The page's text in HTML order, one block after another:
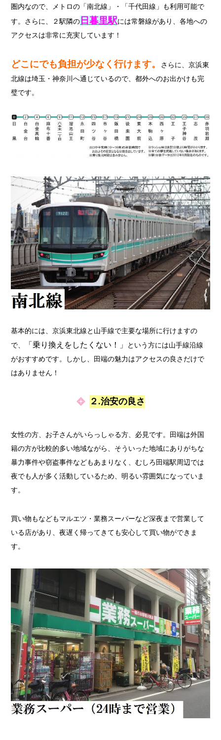
圏内なので、メトロの「南北線」・「千代田線」も利用可能で
す。さらに、２駅隣の 日暮里駅には常磐線があり、各地への
アクセスは非常に充実しています！
どこにでも負担が少なく行けます。
さらに、京浜東
北線は埼玉・神奈川へ通じているので、都外へのお出かけも完
璧です。
基本的には、京浜東北線と山手線で主要な場所に行けますの
で、
「乗り換えをしたくない！」
という方には山手線沿線
がおすすめです。しかし、田端の魅力はアクセスの良さだけで
はありません！
２.治安の良さ
女性の方、お子さんがいらっしゃる方、必見です。田端は外国
籍の方が比較的多い地域ながら、そういった地域にありがちな
暴力事件や窃盗事件などもあまりなく、むしろ田端駅周辺では
夜でも人が多く活動しているため、明るい雰囲気になっていま
す。
買い物もなどもマルエツ・業務スーパーなど深夜まで営業して
いる店があり、夜遅く帰ってきても安心して買い物ができま
す。